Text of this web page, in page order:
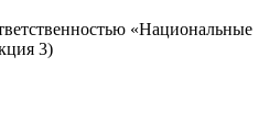
«Национальные
3)